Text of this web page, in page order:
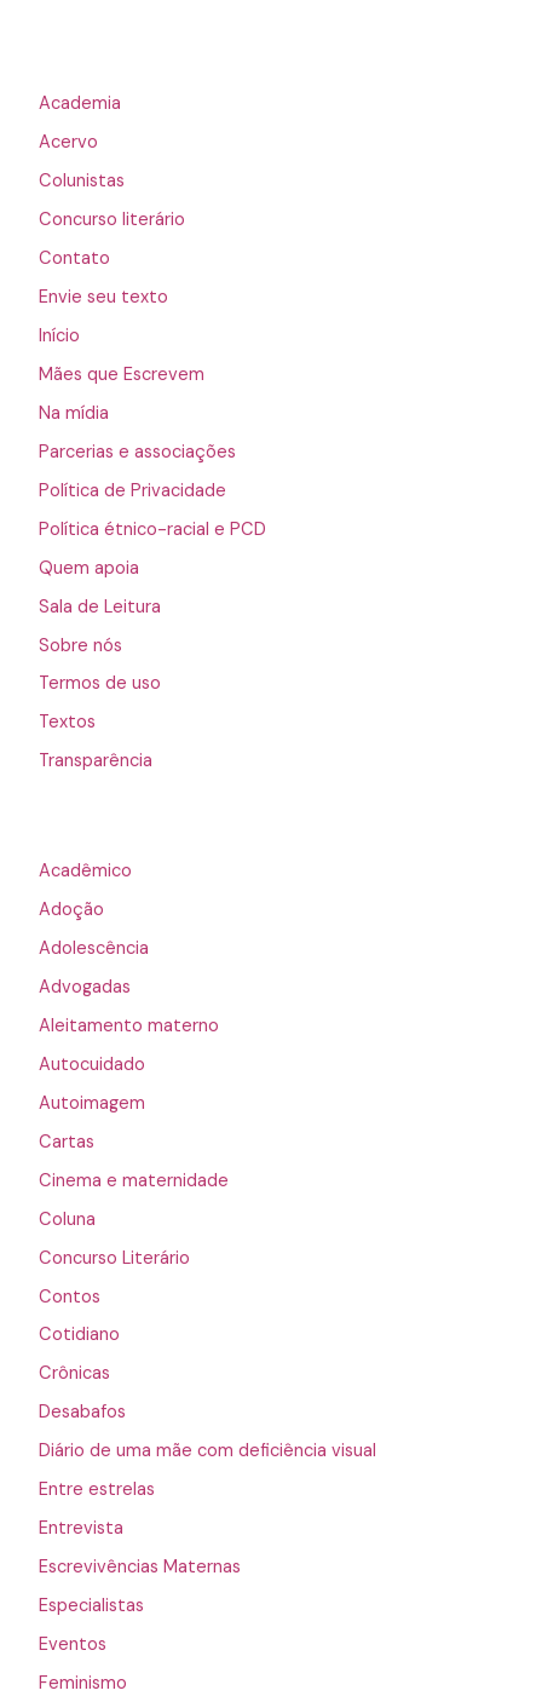
Academia
Acervo
Colunistas
Concurso literário
Contato
Envie seu texto
Início
Mães que Escrevem
Na mídia
Parcerias e associações
Política de Privacidade
Política étnico-racial e PCD
Quem apoia
Sala de Leitura
Sobre nós
Termos de uso
Textos
Transparência
Acadêmico
Adoção
Adolescência
Advogadas
Aleitamento materno
Autocuidado
Autoimagem
Cartas
Cinema e maternidade
Coluna
Concurso Literário
Contos
Cotidiano
Crônicas
Desabafos
Diário de uma mãe com deficiência visual
Entre estrelas
Entrevista
Escrevivências Maternas
Especialistas
Eventos
Feminismo